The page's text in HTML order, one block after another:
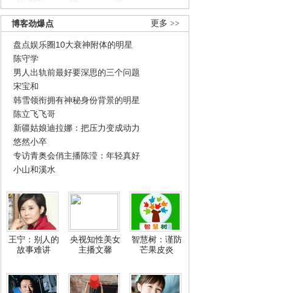
更多 >>
博客劲爆点
盘点娱乐圈10大衰神附体的明星
陈守学
男人出轨前最好要深思的三个问题
宋宝和
韩雪领衔拥有神秘身份背景的明星
陈立飞飞哥
新疆姑娘迪拉娜：把压力变成动力
悠然小卒
专访青奥会俏主播陈滢：年轻真好
小山和溪水
王宁：别人的
故事难讲
央视知性美女
主播文馨
智慧树：谨防
芒果皮炎